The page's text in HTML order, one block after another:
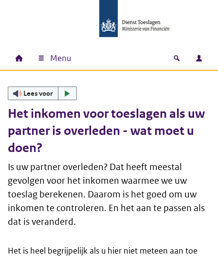
Hoofdnavigatie
Home Menu Open
Lees voor
Het inkomen voor toeslagen als uw
partner is overleden - wat moet u
doen?
Is uw partner overleden? Dat heeft meestal
gevolgen voor het inkomen waarmee we uw
toeslag berekenen. Daarom is het goed om uw
inkomen te controleren. En het aan te passen als
dat is veranderd.
Het is heel begrijpelijk als u hier niet meteen aan toe